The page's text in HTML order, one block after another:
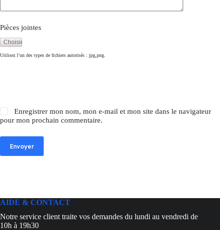
Pièces jointes
Utilisez l’un des types de fichiers autorisés : jpg,png.
Enregistrer mon nom, mon e-mail et mon site dans le navigateur
pour mon prochain commentaire.
Envoyer
AIDE & CONTACT
Notre service client traite vos demandes du lundi au vendredi de
10h à 19h30